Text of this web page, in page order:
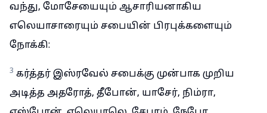
வந்து, மோசேயையும் ஆசாரியனாகிய
எலெயாசாரையும் சபையின் பிரபுக்களையும்
நோக்கி:
3 கர்த்தர் இஸ்ரவேல் சபைக்கு முன்பாக முறிய
அடித்த அதரோத், தீபோன், யாசேர், நிம்ரா,